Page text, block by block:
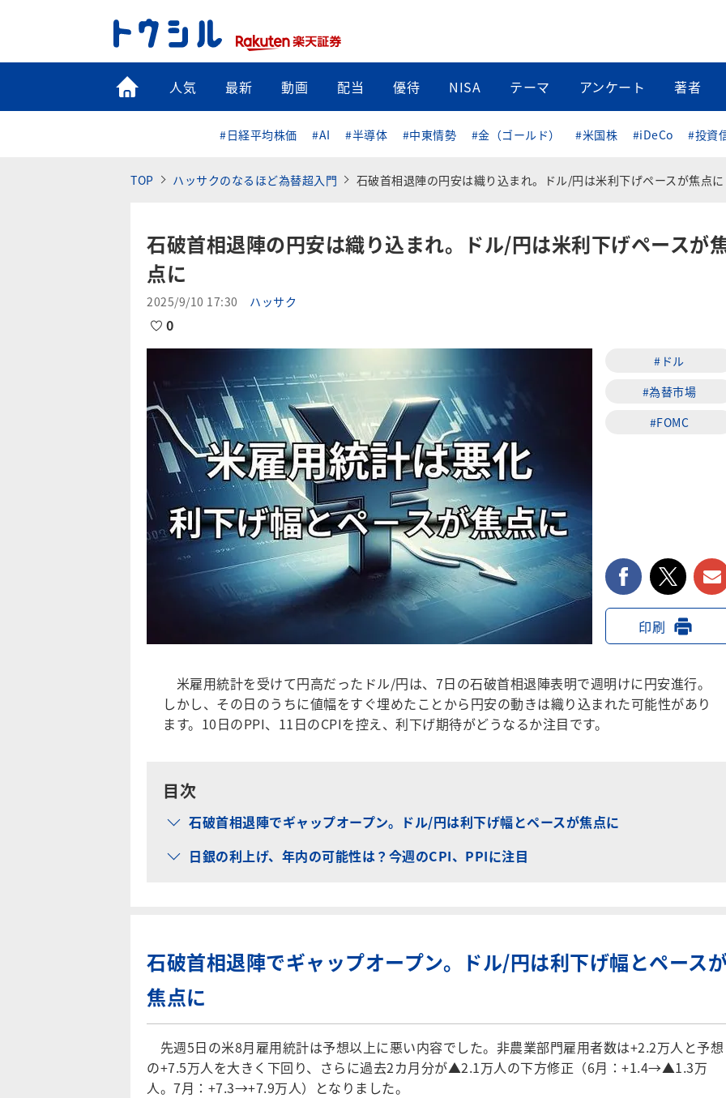
トップ
人気 最新 動画 配当 優待 NISA テーマ アンケート 著者
#日経平均株価 #AI #半導体 #中東情勢 #金（ゴールド） #米国株 #iDeCo #投資
TOP ハッサクのなるほど為替超入門 石破首相退陣の円安は織り込まれ。ドル/円は米利下げペースが焦点に
石破首相退陣の円安は織り込まれ。ドル/円は米利下げペースが
点に
2025/9/10 17:30 ハッサク
0
#ドル
#為替市場
#FOMC
facebook
印刷
米雇用統計を受けて円高だったドル/円は、7日の石破首相退陣表明で週明けに円安進行。
しかし、その日のうちに値幅をすぐ埋めたことから円安の動きは織り込まれた可能性があり
ます。10日のPPI、11日のCPIを控え、利下げ期待がどうなるか注目です。
目次
石破首相退陣でギャップオープン。ドル/円は利下げ幅とペースが焦点に
日銀の利上げ、年内の可能性は？今週のCPI、PPIに注目
石破首相退陣でギャップオープン。ドル/円は利下げ幅とペース
焦点に
先週5日の米8月雇用統計は予想以上に悪い内容でした。非農業部門雇用者数は+2.2万人と予想
の+7.5万人を大きく下回り、さらに過去2カ月分が▲2.1万人の下方修正（6月：+1.4→▲1.3万
人。7月：+7.3→+7.9万人）となりました。